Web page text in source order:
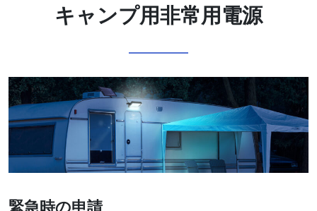
キャンプ用非常用電源
緊急時の申請